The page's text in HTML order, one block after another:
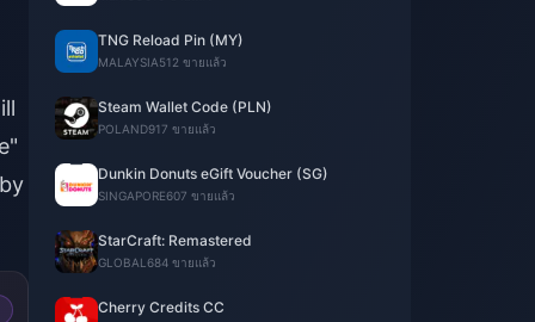
TNG Reload Pin (MY)
MALAYSIA512 ขายแล้ว
Steam Wallet Code (PLN)
POLAND917 ขายแล้ว
Dunkin Donuts eGift Voucher (SG)
SINGAPORE607 ขายแล้ว
StarCraft: Remastered
GLOBAL 684 ขายแล้ว
Cherry Credits CC